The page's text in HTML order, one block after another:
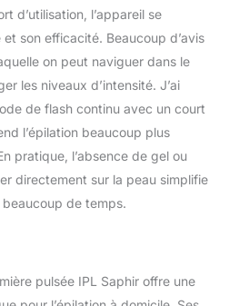
d’utilisation, l’appareil se
son efficacité. Beaucoup d’avis
on peut naviguer dans le
les niveaux d’intensité. J’ai
de flash continu avec un court
l’épilation beaucoup plus
pratique, l’absence de gel ou
directement sur la peau simplifie
de temps.
pulsée IPL Saphir offre une